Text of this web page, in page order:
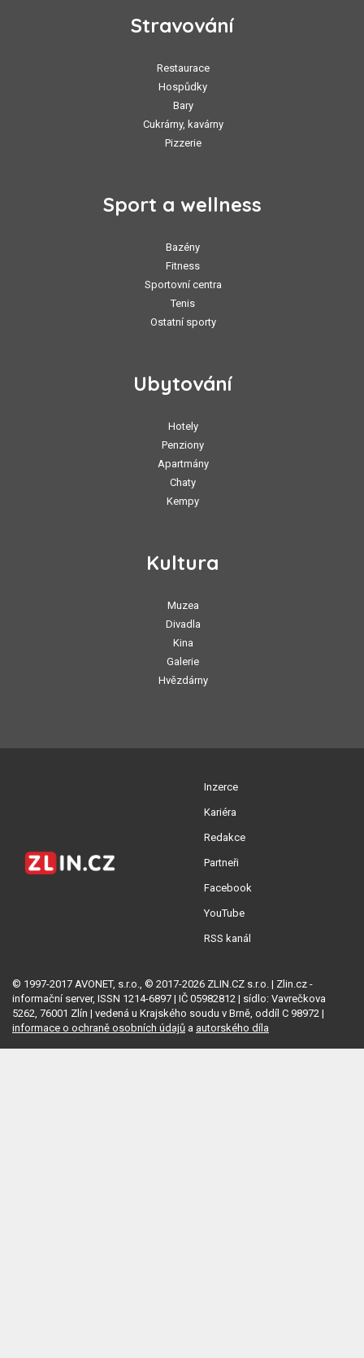
Stravování
Restaurace
Hospůdky
Bary
Cukrárny, kavárny
Pizzerie
Sport a wellness
Bazény
Fitness
Sportovní centra
Tenis
Ostatní sporty
Ubytování
Hotely
Penziony
Apartmány
Chaty
Kempy
Kultura
Muzea
Divadla
Kina
Galerie
Hvězdárny
Inzerce
Kariéra
Redakce
Partneři
Facebook
YouTube
RSS kanál
© 1997-2017 AVONET, s.r.o., © 2017-2026 ZLIN.CZ s.r.o. | Zlin.cz -
informační server, ISSN 1214-6897 | IČ 05982812 | sídlo: Vavrečkova
5262, 76001 Zlín | vedená u Krajského soudu v Brně, oddíl C 98972 |
informace o ochraně osobních údajů a autorského díla